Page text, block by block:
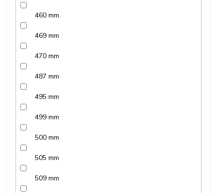
460 mm
469 mm
470 mm
487 mm
495 mm
499 mm
500 mm
505 mm
509 mm